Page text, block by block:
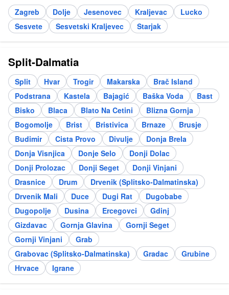
Zagreb Dolje Jesenovec Kraljevac
Lucko
Sesvete
Sesvetski Kraljevec Starjak
Split-Dalmatia
Split Hvar Trogir Makarska
Brač Island
Podstrana
Kastela Bajagić Baška Voda
Bast
Bisko
Blaca Blato Na Cetini
Blizna Gornja
Bogomolje
Brist Bristivica Brnaze
Brusje
Budimir
Cista Provo Divulje
Donja Brela
Donja Visnjica
Donje Selo
Donji Dolac
Donji Prolozac
Donji Seget
Donji Vinjani
Drasnice
Drum
Drvenik (Splitsko-Dalmatinska)
Drvenik Mali
Duce Dugi Rat
Dugobabe
Dugopolje
Dusina Ercegovci
Gdinj
Gizdavac
Gornja Glavina
Gornji Seget
Gornji Vinjani
Grab
Grabovac (Splitsko-Dalmatinska)
Gradac
Grubine
Hrvace
Igrane